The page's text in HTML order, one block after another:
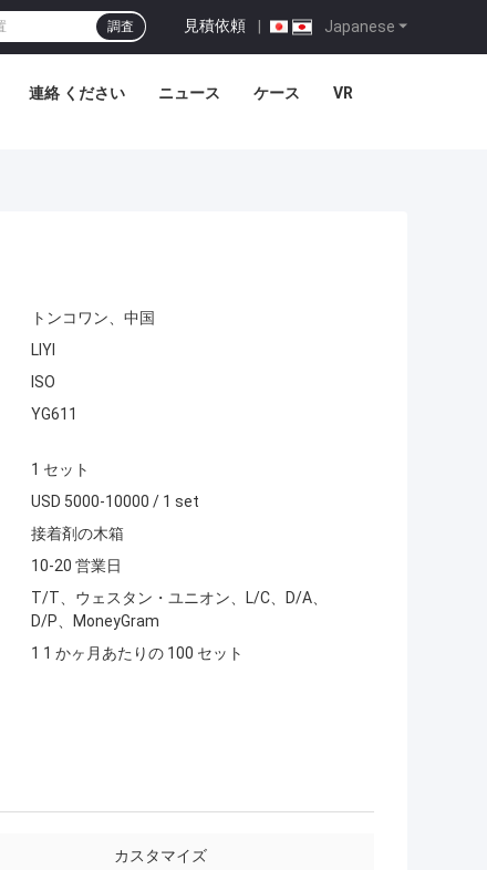
Japanese
見積依頼 |
調査
連絡 ください ニュース ケース VR
トンコワン、中国
LIYI
ISO
YG611
1 セット
USD 5000-10000 / 1 set
接着剤の木箱
10-20 営業日
T/T、ウェスタン・ユニオン、L/C、D/A、
D/P、MoneyGram
1 1 かヶ月あたりの 100 セット
カスタマイズ